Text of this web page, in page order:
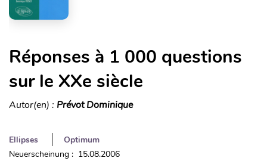
Réponses à 1 000 questions
sur le XXe siècle
Autor(en) : Prévot Dominique
Ellipses
Optimum
Neuerscheinung : 15.08.2006